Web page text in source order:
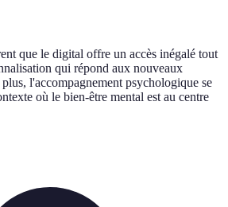
que le digital offre un accès inégalé tout
qui répond aux nouveaux
l'accompagnement psychologique se
où le bien-être mental est au centre